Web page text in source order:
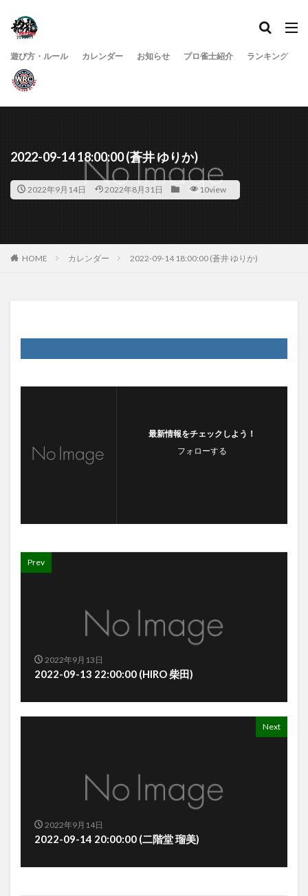
遊び方・ルール カレンダー お知らせ プロ雀士紹介 ランキング
2022-09-14 18:00:00 (蒼井 ゆりか)
2022年9月14日 2022年8月31日 10view
HOME カレンダー 2022-09-14 18:00:00 (蒼井 ゆりか)
最新情報をチェックしよう！
フォローする
Prev
2022年9月13日
2022-09-13 22:00:00 (HIRO 柴田)
Next
2022年9月14日
2022-09-14 20:00:00 (二階堂 瑠美)